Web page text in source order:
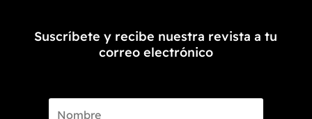
Suscríbete y recibe nuestra revista a tu
correo electrónico